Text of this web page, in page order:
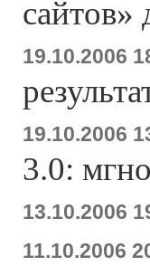
сайтов»
19.10.2006
19.10.2006
3.0:
13.10.2006
11.10.2006